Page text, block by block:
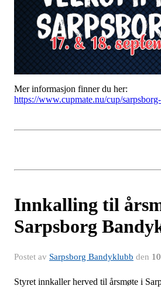
Mer informasjon finner du her:
https://www.cupmate.nu/cup/
Innkalling til
Sarpsborg
Postet av Sarpsborg Bandyklubb den
Styret innkaller herved til årsmøte i